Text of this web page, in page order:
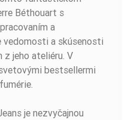
Béthouart s
a
vedomosti a skúsenosti
jeho ateliéru. V
bestsellermi
je nezvyčajnou